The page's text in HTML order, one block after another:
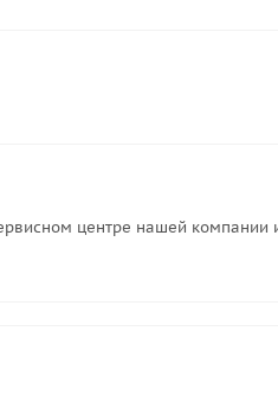
центре нашей компании